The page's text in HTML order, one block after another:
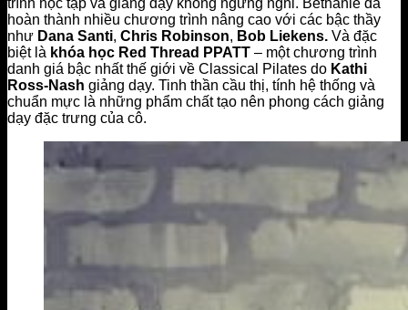
hoàn thành nhiều chương trình nâng cao với các bậc thầy
như Dana Santi, Chris Robinson, Bob Liekens. Và đặc
biệt là khóa học Red Thread PPATT – một chương trình
danh giá bậc nhất thế giới về Classical Pilates do Kathi
Ross-Nash giảng dạy. Tinh thần cầu thị, tính hệ thống và
chuẩn mực là những phẩm chất tạo nên phong cách giảng
dạy đặc trưng của cô.